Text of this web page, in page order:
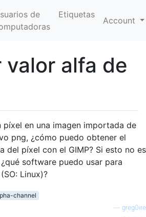
de
Etiquetas
Account
alfa de
píxel en una imagen importada de
png, ¿cómo puedo obtener el
del píxel con el GIMP? Si esto no es
software puedo usar para
Linux)?
channel
greg0ire